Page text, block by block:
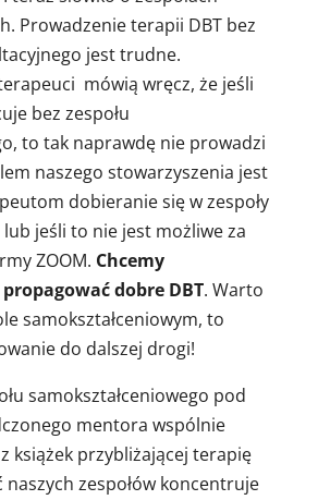
Prowadzenie terapii DBT bez
jest trudne.
mówią wręcz, że jeśli
bez zespołu
to tak naprawdę nie prowadzi
naszego stowarzyszenia jest
dobieranie się w zespoły
jeśli to nie jest możliwe za
ZOOM. Chcemy
dobre DBT. Warto
samokształceniowym, to
do dalszej drogi!
samokształceniowego pod
mentora wspólnie
książek przybliżającej terapię
naszych zespołów koncentruje